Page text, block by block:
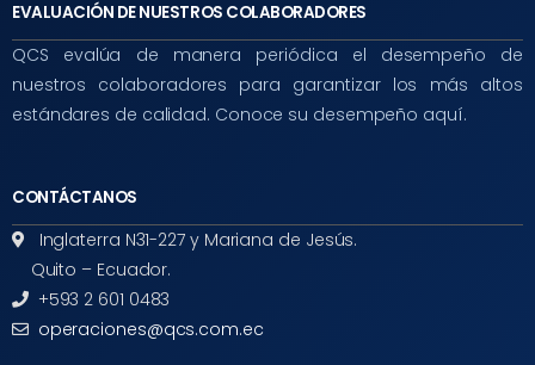
EVALUACIÓN DE NUESTROS COLABORADORES
QCS evalúa de manera periódica el desempeño de
nuestros colaboradores para garantizar los más altos
estándares de calidad. Conoce su desempeño aquí.
CONTÁCTANOS
Inglaterra N31-227 y Mariana de Jesús.
Quito – Ecuador.
+593 2 601 0483
operaciones@qcs.com.ec